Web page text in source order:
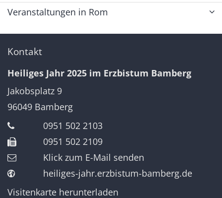
Veranstaltungen in Rom
Kontakt
Heiliges Jahr 2025 im Erzbistum Bamberg
Jakobsplatz 9
96049 Bamberg
0951 502 2103
0951 502 2109
Klick zum E-Mail senden
heiliges-jahr.erzbistum-bamberg.de
Visitenkarte herunterladen